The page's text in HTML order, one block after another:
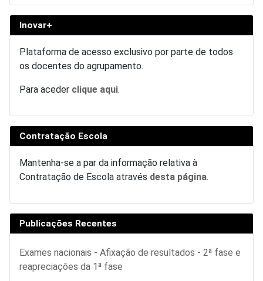
Inovar+
Plataforma de acesso exclusivo por parte de todos
os docentes do agrupamento.
Para aceder clique aqui.
Contratação Escola
Mantenha-se a par da informação relativa à
Contratação de Escola através desta página.
Publicações Recentes
Exames nacionais - Afixação de resultados - 2ª fase e
reapreciações da 1ª fase